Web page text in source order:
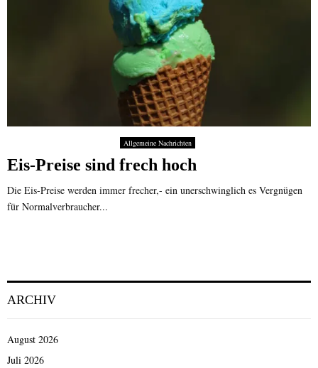
Allgemeine Nachrichten
Eis-Preise sind frech hoch
Die Eis-Preise werden immer frecher,- ein unerschwinglich es Vergnügen
für Normalverbraucher...
ARCHIV
August 2026
Juli 2026